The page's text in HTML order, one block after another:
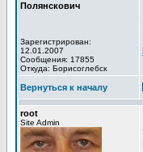
Полянскович
Зарегистрирован:
12.01.2007
Сообщения: 17855
Откуда: Борисоглебск
Вернуться к началу
root
Site Admin